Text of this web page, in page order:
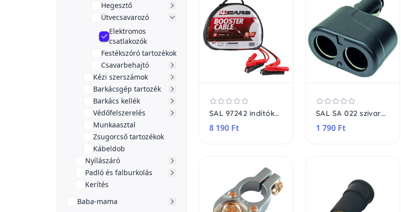
Hegesztő
Ütvecsavarozó
Elektromos
csatlakozók
Festékszóró tartozékok
Csavarbehajtó
Kézi szerszámok
Barkácsgép tartozék
Barkács kellék
Védőfelszerelés
Munkaasztal
Zsugorcső tartozékok
Kábeldob
Nyílászáró
Padló és falburkolás
Kerítés
Baba-mama
SAL 97242 indítókábel, max. 600A, 4m
8 190 Ft
SAL SA 022 szivargyújtó elosztó, 2 készülék, max. 5A
1 790 Ft